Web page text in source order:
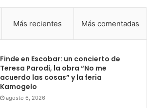
Más recientes Más comentadas
Finde en Escobar: un concierto de
Teresa Parodi, la obra “No me
acuerdo las cosas” y la feria
Kamogelo
agosto 6, 2026